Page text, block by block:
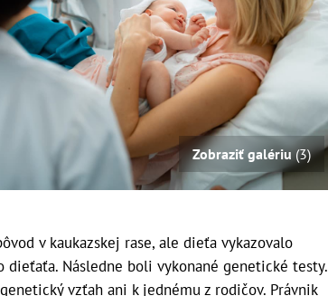
Zobraziť galériu(3)
v kaukazskej rase, ale dieťa vykazovalo
dieťaťa. Následne boli vykonané genetické testy.
vzťah ani k jednému z rodičov. Právnik